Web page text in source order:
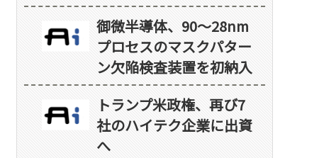
御微半導体、90～28nm
プロセスのマスクパター
ン欠陥検査装置を初納入
トランプ米政権、再び7
社のハイテク企業に出資
へ